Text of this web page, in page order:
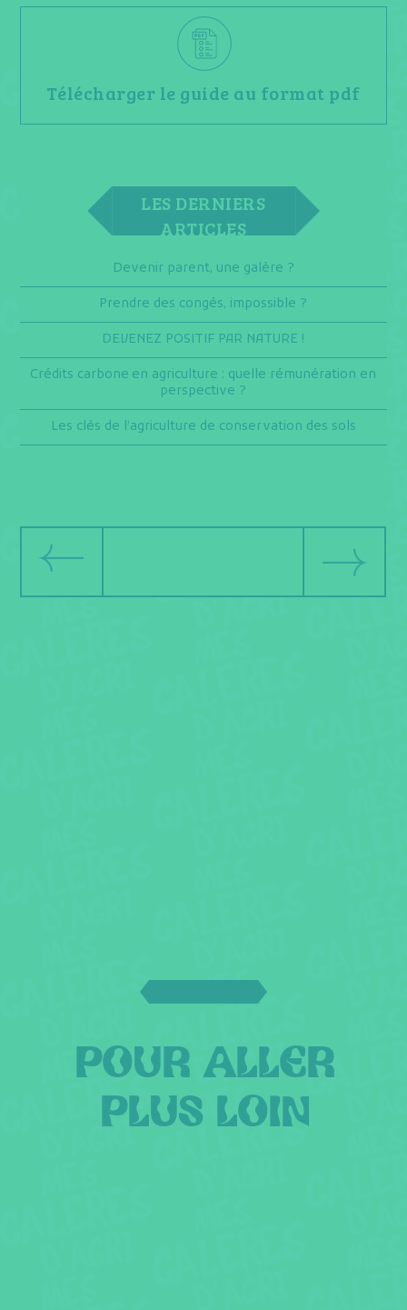
LES DERNIERS
ARTICLES
Devenir parent, une galère ?
Prendre des congés, impossible ?
DEVENEZ POSITIF PAR NATURE !
Crédits carbone en agriculture : quelle rémunération en
perspective ?
Les clés de l’agriculture de conservation des sols
Télécharger le guide au format pdf
POUR ALLER
PLUS LOIN